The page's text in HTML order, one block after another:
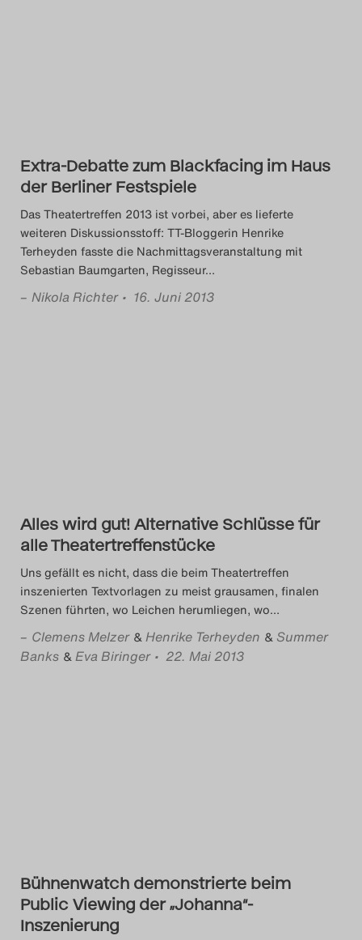
Das Theatertreffen-Blog
2016
Das Theatertreffen-Blog
2017
Das Theatertreffen-Blog
2020
Das Theatertreffen-Blog
2021
Das Theatertreffen-Blog
2025
Extra-Debatte zum Blackfacing im Haus
der Berliner Festspiele
Das Theatertreffen 2013 ist vorbei, aber es lieferte
weiteren Diskussionsstoff: TT-Bloggerin Henrike
Terheyden fasste die Nachmittagsveranstaltung mit
Sebastian Baumgarten, Regisseur…
– Nikola Richter • 16. Juni 2013
Alles wird gut! Alternative Schlüsse für
alle Theatertreffenstücke
Uns gefällt es nicht, dass die beim Theatertreffen
inszenierten Textvorlagen zu meist grausamen, finalen
Szenen führten, wo Leichen herumliegen, wo…
– Clemens Melzer &Henrike Terheyden & Summer
Banks &Eva Biringer • 22. Mai 2013
Bühnenwatch demonstrierte beim
Public Viewing der „Johanna“-
Inszenierung